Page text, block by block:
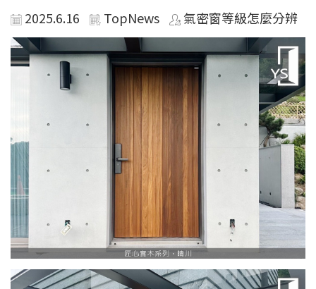
2025.6.16 TopNews 氣密窗等級怎麼分辨